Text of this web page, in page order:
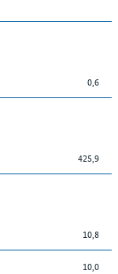
0,6
425,9
10,8
10,0